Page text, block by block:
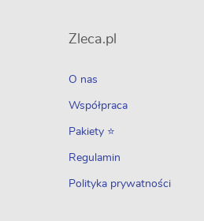
Zleca.pl
O nas
Współpraca
Pakiety ⭐
Regulamin
Polityka prywatności